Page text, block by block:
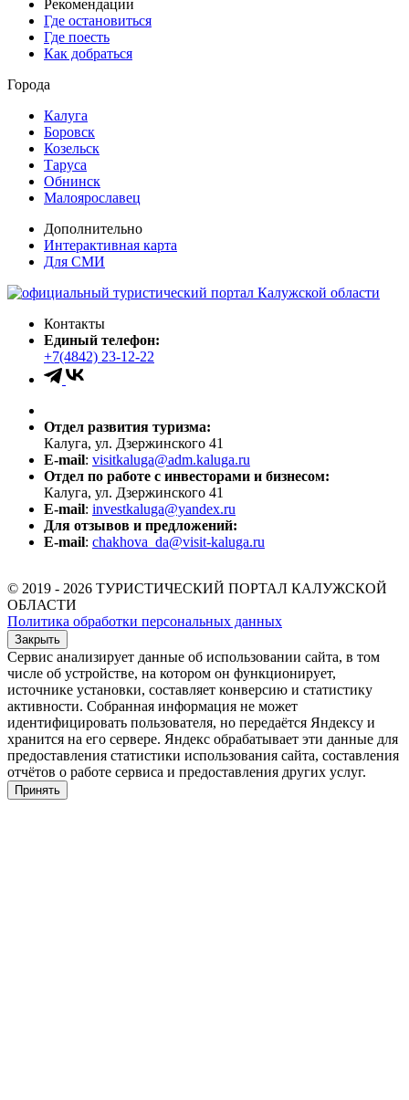
Рекомендации
Где остановиться
Где поесть
Как добраться
Города
Калуга
Боровск
Козельск
Таруса
Обнинск
Малоярославец
Дополнительно
Интерактивная карта
Для СМИ
Контакты
Единый телефон:
+7(4842) 23-12-22
Отдел развития туризма:
Калуга, ул. Дзержинского 41
E-mail: visitkaluga@adm.kaluga.ru
Отдел по работе с инвесторами и бизнесом:
Калуга, ул. Дзержинского 41
E-mail: investkaluga@yandex.ru
Для отзывов и предложений:
E-mail: chakhova_da@visit-kaluga.ru
© 2019 - 2026 ТУРИСТИЧЕСКИЙ ПОРТАЛ КАЛУЖСКОЙ
ОБЛАСТИ
Политика обработки персональных данных
Закрыть
Сервис анализирует данные об использовании сайта, в том
числе об устройстве, на котором он функционирует,
источнике установки, составляет конверсию и статистику
активности. Собранная информация не может
идентифицировать пользователя, но передаётся Яндексу и
хранится на его сервере. Яндекс обрабатывает эти данные для
предоставления статистики использования сайта, составления
отчётов о работе сервиса и предоставления других услуг.
Принять